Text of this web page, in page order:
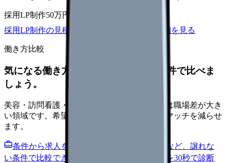
採用LP制作50万円〜
採用LP制作の見積もりを依頼
サービス詳細を見る
働き方比較
気になる働き方を、求人を見る前に条件で比べま
しょう。
美容・訪問看護・クリニック・夜勤なしなどは職場差が大き
い領域です。希望条件を先に整理するとミスマッチを減らせ
ます。
条件から求人を見る
夜勤回数・残業・通勤など、譲れな
い条件で比較できます。
職場の悩みを30秒で診断